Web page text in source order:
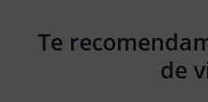
Te
de